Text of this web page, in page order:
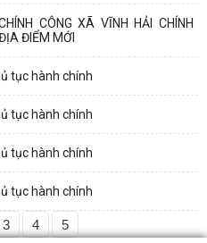
CÔNG XÃ VĨNH HẢI CHÍNH
ĐIỂM MỚI
tục hành chính
tục hành chính
tục hành chính
tục hành chính
3 4 5